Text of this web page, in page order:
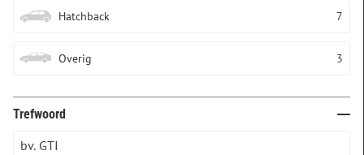
Hatchback 7
Overig 3
Trefwoord